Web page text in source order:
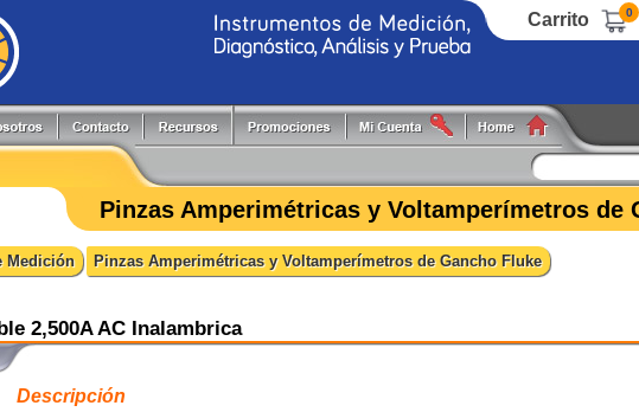
Carrito 0
Generadores de Funciones
Herramientas y Accesorios
Medidores
Pinzas de Medición
Probadores
Registradores
Software
Fluke Process
FlukeCal
Global Specialties
PLS
Pruftechnik
RIGOL
Tektronix
Pinzas Amperimétricas y Voltamperímetros de
Medición Pinzas Amperimétricas y Voltamperímetros de Gancho Fluke
2,500A AC Inalambrica
Descripción